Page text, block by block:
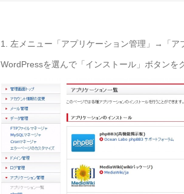
1. 左メニュー「アプリケーション管理」→「ア
WordPressを選んで「インストール」ボタンを